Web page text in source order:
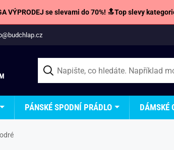
VÝPRODEJ se slevami do 70%! 🔝Top slevy
PÁNSKÉ SPODNÍ PRÁDLO DÁMSKÉ